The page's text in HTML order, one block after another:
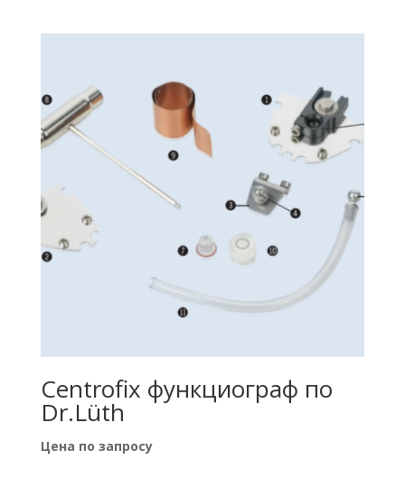
Centrofix функциограф по
Dr.Lüth
Цена по запросу